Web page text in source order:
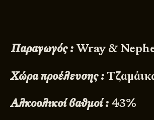
Παραγωγός : Wray &
Χώρα προέλευσης :
Αλκοολικοί βαθμοί : 43%